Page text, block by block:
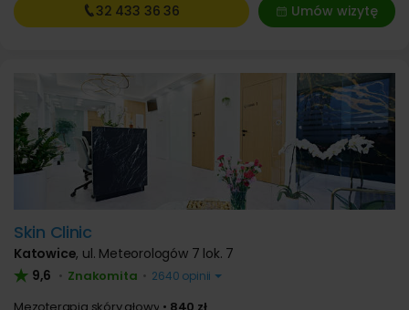
Umów wizytę
32 433 36 36
Skin Clinic
Katowice, ul. Meteorologów 7 lok. 7
9,6 • Znakomita • 2640 opinii